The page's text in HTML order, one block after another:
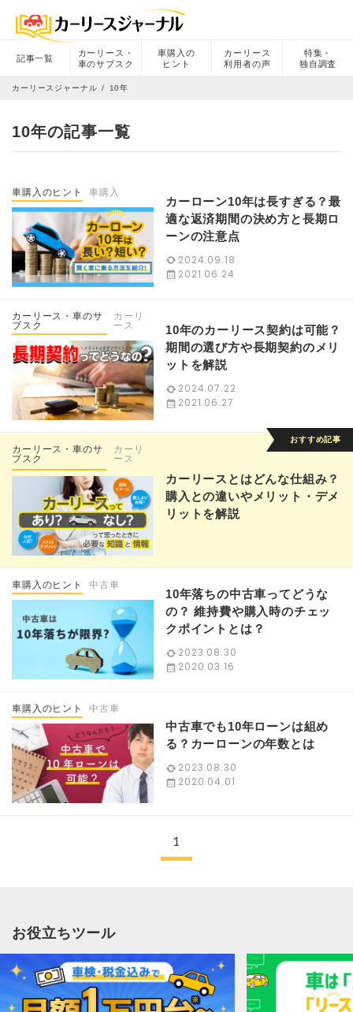
記事一覧
カーリース・
車のサブスク
車購入の
ヒント
カーリース
利用者の声
特集・
独自調査
カーリースジャーナル 10年
10年の記事一覧
車購入のヒント 車購入
カーローン10年は長すぎる？最
適な返済期間の決め方と長期ロ
ーンの注意点
2024.09.18
2021.06.24
カーリース・車のサ
ブスク
カーリ
ース
10年のカーリース契約は可能？
期間の選び方や長期契約のメリ
ットを解説
2024.07.22
2021.06.27
カーリース・車のサ
ブスク
カーリ
ース
カーリースとはどんな仕組み？
購入との違いやメリット・デメ
リットを解説
車購入のヒント 中古車
10年落ちの中古車ってどうな
の？ 維持費や購入時のチェッ
クポイントとは？
2023.08.30
2020.03.16
車購入のヒント 中古車
中古車でも10年ローンは組め
る？カーローンの年数とは
2023.08.30
2020.04.01
1
お役立ちツール